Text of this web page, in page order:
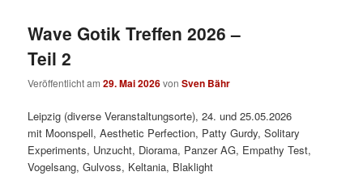
Wave Gotik Treffen 2026 –
Teil 2
Veröffentlicht am29. Mai 2026vonSven Bähr
Leipzig (diverse Veranstaltungsorte), 24. und 25.05.2026
mit Moonspell, Aesthetic Perfection, Patty Gurdy, Solitary
Experiments, Unzucht, Diorama, Panzer AG, Empathy Test,
Vogelsang, Gulvoss, Keltania, Blaklight